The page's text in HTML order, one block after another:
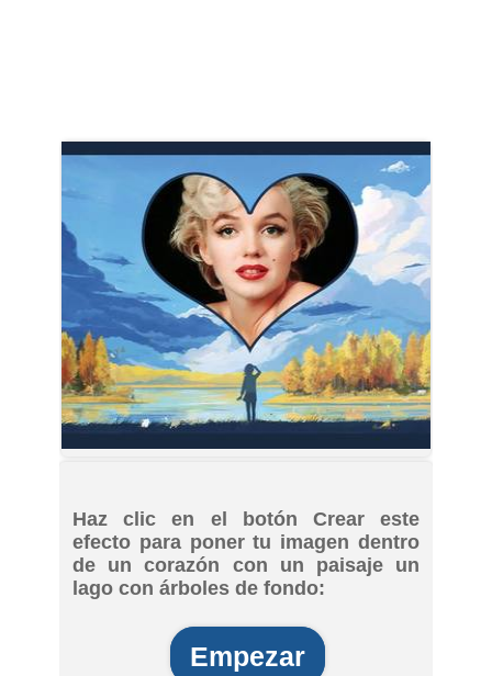
Haz clic en el botón Crear este
efecto para poner tu imagen dentro
de un corazón con un paisaje un
lago con árboles de fondo:
Empezar